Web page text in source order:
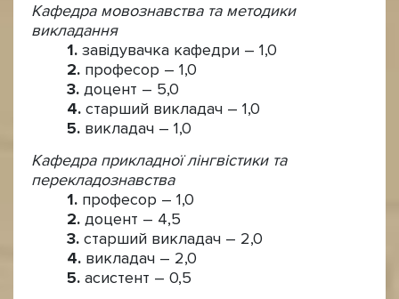
Кафедра мовознавства та методики
викладання
завідувачка кафедри – 1,0
професор – 1,0
доцент – 5,0
старший викладач – 1,0
викладач – 1,0
Кафедра прикладної лінгвістики та
перекладознавства
професор – 1,0
доцент – 4,5
старший викладач – 2,0
викладач – 2,0
асистент – 0,5